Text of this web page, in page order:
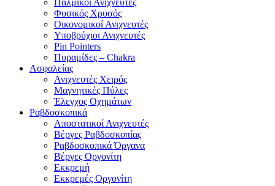
Παλμικοί Ανιχνευτές
Φυσικός Χρυσός
Οικονομικοί Ανιχνευτές
Υποβρύχιοι Ανιχνευτές
Pin Pointers
Πυραμίδες – Chakra
Ασφαλείας
Ανιχνευτές Χειρός
Μαγνητικές Πύλες
Έλεγχος Οχημάτων
Ραβδοσκοπικά
Αποστατικοί Ανιχνευτές
Βέργες Ραβδοσκοπίας
Ραβδοσκοπικά Όργανα
Βέργες Οργονίτη
Εκκρεμή
Εκκρεμές Οργονίτη